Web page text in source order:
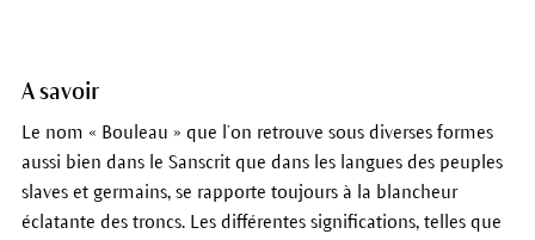
A savoir
Le nom « Bouleau » que l’on retrouve sous diverses formes
aussi bien dans le Sanscrit que dans les langues des peuples
slaves et germains, se rapporte toujours à la blancheur
éclatante des troncs. Les différentes significations, telles que